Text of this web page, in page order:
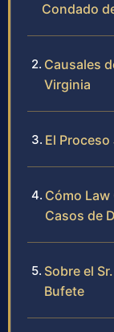
Condado
Causales
Virginia
El
Cómo Law
Casos de
Sobre el
Bufete